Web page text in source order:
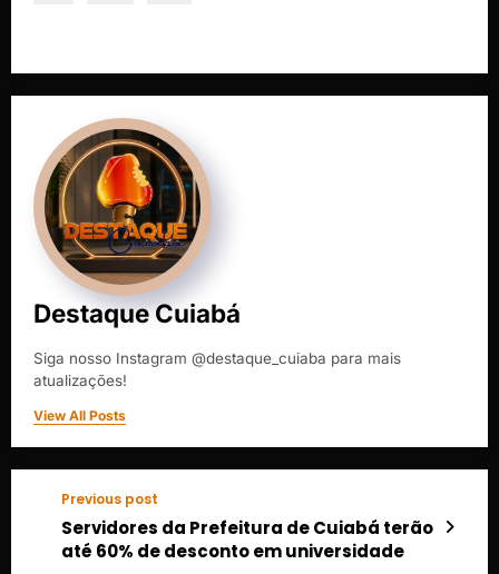
Destaque Cuiabá
Siga nosso Instagram @destaque_cuiaba para mais
atualizações!
View All Posts
Previous post
Servidores da Prefeitura de Cuiabá terão
até 60% de desconto em universidade